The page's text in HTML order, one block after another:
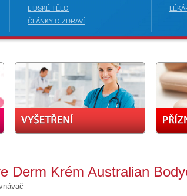
LIDSKÉ TĚLO
ČLÁNKY O ZDRAVÍ
Derm Krém Australian